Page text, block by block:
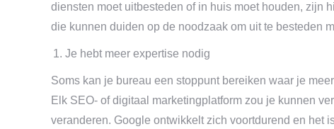
diensten moet uitbesteden of in huis moet houden, zijn
die kunnen duiden op de noodzaak om uit te besteden
Je hebt meer expertise nodig
Soms kan je bureau een stoppunt bereiken waar je
Elk SEO- of digitaal marketingplatform zou je kunnen
veranderen. Google ontwikkelt zich voortdurend en het